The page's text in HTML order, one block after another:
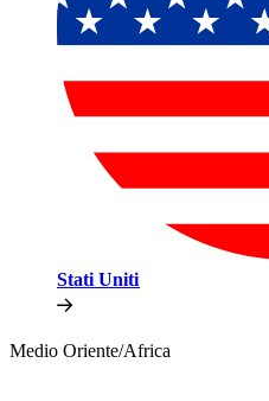
Stati Uniti​​
Medio Oriente/Africa​​